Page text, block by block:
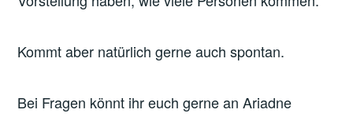
Kommt aber natürlich gerne auch spontan.
Bei Fragen könnt ihr euch gerne an Ariadne